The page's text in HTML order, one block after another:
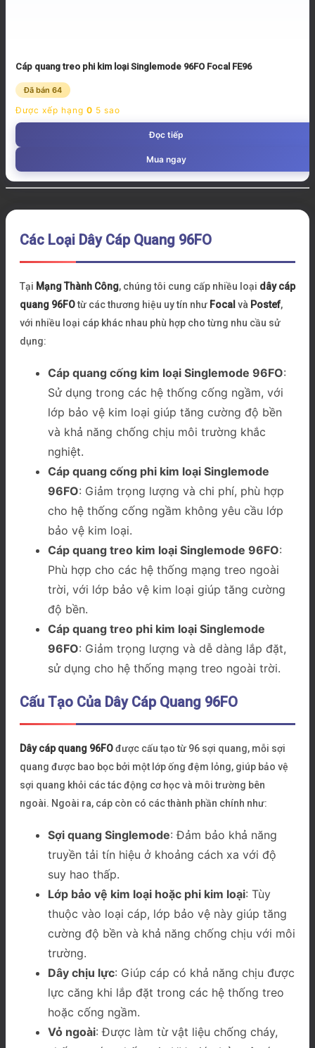
Cáp quang treo phi kim loại Singlemode 96FO Focal FE96
Đã bán 64
Được xếp hạng 0 5 sao
Đọc tiếp
Mua ngay
Các Loại Dây Cáp Quang 96FO
Tại Mạng Thành Công, chúng tôi cung cấp nhiều loại dây cáp
quang 96FOtừ các thương hiệu uy tín như Focal và Postef,
với nhiều loại cáp khác nhau phù hợp cho từng nhu cầu sử
dụng:
Cáp quang cống kim loại Singlemode 96FO:
Sử dụng trong các hệ thống cống ngầm, với
lớp bảo vệ kim loại giúp tăng cường độ bền
và khả năng chống chịu môi trường khắc
nghiệt.
Cáp quang cống phi kim loại Singlemode
96FO: Giảm trọng lượng và chi phí, phù hợp
cho hệ thống cống ngầm không yêu cầu lớp
bảo vệ kim loại.
Cáp quang treo kim loại Singlemode 96FO:
Phù hợp cho các hệ thống mạng treo ngoài
trời, với lớp bảo vệ kim loại giúp tăng cường
độ bền.
Cáp quang treo phi kim loại Singlemode
96FO: Giảm trọng lượng và dễ dàng lắp đặt,
sử dụng cho hệ thống mạng treo ngoài trời.
Cấu Tạo Của Dây Cáp Quang 96FO
Dây cáp quang 96FOđược cấu tạo từ 96 sợi quang, mỗi sợi
quang được bao bọc bởi một lớp ống đệm lỏng, giúp bảo vệ
sợi quang khỏi các tác động cơ học và môi trường bên
ngoài. Ngoài ra, cáp còn có các thành phần chính như:
Sợi quang Singlemode: Đảm bảo khả năng
truyền tải tín hiệu ở khoảng cách xa với độ
suy hao thấp.
Lớp bảo vệ kim loại hoặc phi kim loại: Tùy
thuộc vào loại cáp, lớp bảo vệ này giúp tăng
cường độ bền và khả năng chống chịu với môi
trường.
Dây chịu lực: Giúp cáp có khả năng chịu được
lực căng khi lắp đặt trong các hệ thống treo
hoặc cống ngầm.
Vỏ ngoài: Được làm từ vật liệu chống cháy,